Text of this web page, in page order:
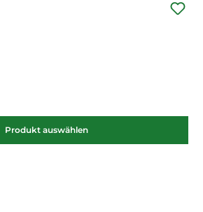
Produkt auswählen